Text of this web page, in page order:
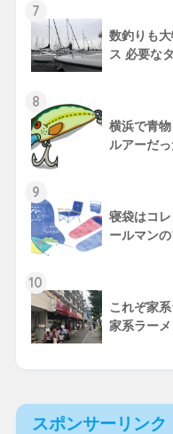
7
数釣りも
ス 必要な
8
横浜で青
ルアーだっ
9
寝袋はコ
ールマン
10
これぞ家
家系ラー
スポンサーリンク